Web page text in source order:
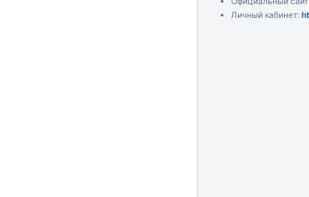
Личный кабинет: